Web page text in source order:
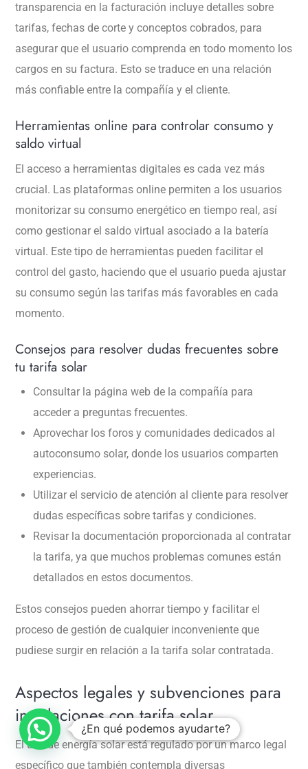
transparencia en la facturación incluye detalles sobre
tarifas, fechas de corte y conceptos cobrados, para
asegurar que el usuario comprenda en todo momento los
cargos en su factura. Esto se traduce en una relación
más confiable entre la compañía y el cliente.
Herramientas online para controlar consumo y
saldo virtual
El acceso a herramientas digitales es cada vez más
crucial. Las plataformas online permiten a los usuarios
monitorizar su consumo energético en tiempo real, así
como gestionar el saldo virtual asociado a la batería
virtual. Este tipo de herramientas pueden facilitar el
control del gasto, haciendo que el usuario pueda ajustar
su consumo según las tarifas más favorables en cada
momento.
Consejos para resolver dudas frecuentes sobre
tu tarifa solar
Consultar la página web de la compañía para
acceder a preguntas frecuentes.
Aprovechar los foros y comunidades dedicados al
autoconsumo solar, donde los usuarios comparten
experiencias.
Utilizar el servicio de atención al cliente para resolver
dudas específicas sobre tarifas y condiciones.
Revisar la documentación proporcionada al contratar
la tarifa, ya que muchos problemas comunes están
detallados en estos documentos.
Estos consejos pueden ahorrar tiempo y facilitar el
proceso de gestión de cualquier inconveniente que
pudiese surgir en relación a la tarifa solar contratada.
Aspectos legales y subvenciones para
instalaciones con tarifa solar
El uso de energía solar está regulado por un marco legal
específico que también contempla diversas
¿En qué podemos ayudarte?